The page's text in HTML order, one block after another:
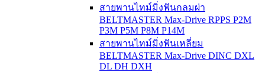
สายพานไทม์มิ่งฟันกลมผ่า
BELTMASTER Max-Drive RPPS P2M
P3M P5M P8M P14M
สายพานไทม์มิ่งฟันเหลี่ยม
BELTMASTER Max-Drive DINC DXL
DL DH DXH